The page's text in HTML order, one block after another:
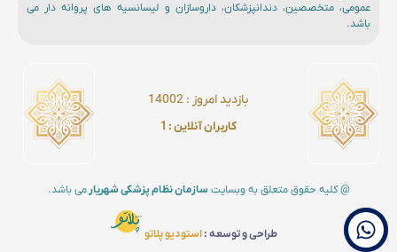
عمومی، متخصصین، دندانپزشکان، داروسازان و لیسانسیه های پروانه دار می
باشد.
بازدید امروز :‌ 14002
کاربران آنلاین : 1
@ کلیه حقوق متعلق به وبسایت سازمان نظام پزشکی شهریارمی باشد.
طراحی و توسعه :استودیو پلاتو